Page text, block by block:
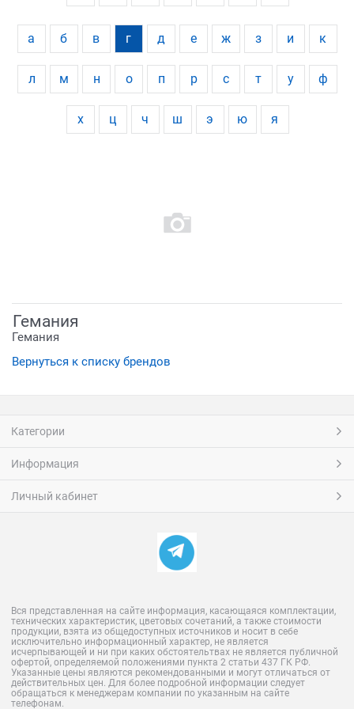
а б в г д е ж з и к
л м н о п р с т у ф
х ц ч ш э ю я
Гемания
Гемания
Вернуться к списку брендов
Категории
Информация
Личный кабинет
Вся представленная на сайте информация, касающаяся комплектации,
технических характеристик, цветовых сочетаний, а также стоимости
продукции, взята из общедоступных источников и носит в себе
исключительно информационный характер, не является
исчерпывающей и ни при каких обстоятельтвах не является публичной
офертой, определяемой положениями пункта 2 статьи 437 ГК РФ.
Указанные цены являются рекомендованными и могут отличаться от
действительных цен. Для более подробной информации следует
обращаться к менеджерам компании по указанным на сайте
телефонам.